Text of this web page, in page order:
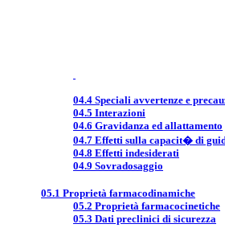
04.4 Speciali avvertenze e
04.5 Interazioni
04.6 Gravidanza ed allattamento
04.7 Effetti sulla capacit� di
04.8 Effetti indesiderati
04.9 Sovradosaggio
05.1 Proprietà farmacodinamiche
05.2 Proprietà farmacocinetiche
05.3 Dati preclinici di sicurezza